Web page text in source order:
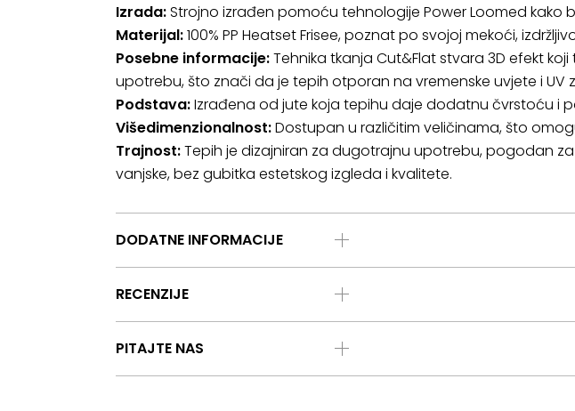
Izrada:Strojno izrađen pomoću tehnologije Power Loomed kako
Materijal:100% PP Heatset Frisee, poznat po svojoj mekoći,
Posebne informacije:Tehnika tkanja Cut&Flat stvara 3D efekt
upotrebu, što znači da je tepih otporan na vremenske uvjete i UV
Podstava:Izrađena od jute koja tepihu daje dodatnu čvrstoću i
Višedimenzionalnost:Dostupan u različitim veličinama, što
Trajnost:Tepih je dizajniran za dugotrajnu upotrebu, pogodan
vanjske, bez gubitka estetskog izgleda i kvalitete.
DODATNE INFORMACIJE
RECENZIJE
PITAJTE NAS